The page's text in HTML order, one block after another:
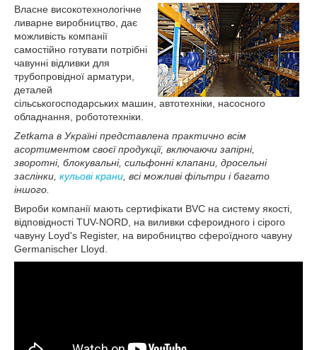
Власне високотехнологічне
ливарне виробництво, дає
можливість компанії
самостійно готувати потрібні
чавунні відливки для
трубопровідної арматури,
деталей
сільськогосподарських машин, автотехніки, насосного
обладнання, робототехніки.
Zetkama в Україні представлена практично всім
асортиментом своєї продукції, включаючи запірні,
зворотні, блокувальні, сильфонні клапани, дросельні
заслінки, кульові крани, всі можливі фільтри і багато
іншого.
Вироби компанії мають сертифікати BVC на систему якості,
відповідності TUV-NORD, на виливки сфероидного і сірого
чавуну Loyd's Register, на виробництво сфероїдного чавуну
Germanischer Lloyd.